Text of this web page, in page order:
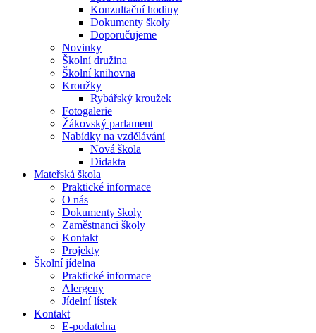
Konzultační hodiny
Dokumenty školy
Doporučujeme
Novinky
Školní družina
Školní knihovna
Kroužky
Rybářský kroužek
Fotogalerie
Žákovský parlament
Nabídky na vzdělávání
Nová škola
Didakta
Mateřská škola
Praktické informace
O nás
Dokumenty školy
Zaměstnanci školy
Kontakt
Projekty
Školní jídelna
Praktické informace
Alergeny
Jídelní lístek
Kontakt
E-podatelna